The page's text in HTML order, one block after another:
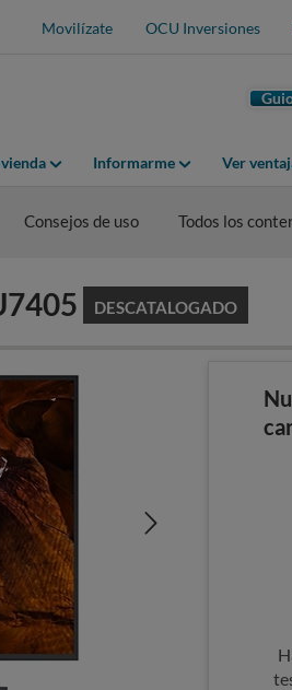
Movilízate OCU Inversiones
Informarme Ver
Consejos de uso Todos los
DESCATALOGADO